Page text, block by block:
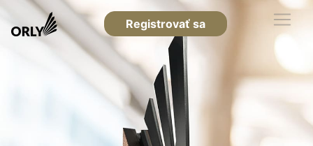
Registrovať sa